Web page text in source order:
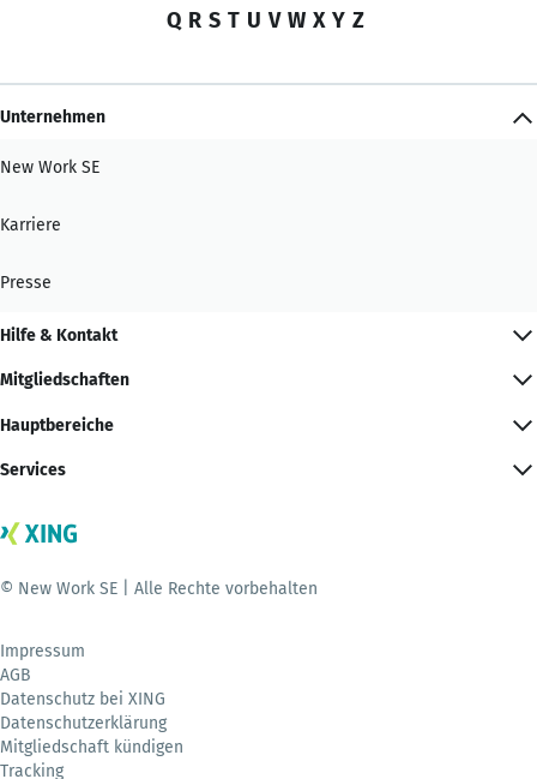
Q R S T U V W X Y Z
Unternehmen
New Work SE
Karriere
Presse
Hilfe & Kontakt
Mitgliedschaften
Hauptbereiche
Services
© New Work SE | Alle Rechte vorbehalten
Impressum
AGB
Datenschutz bei XING
Datenschutzerklärung
Mitgliedschaft kündigen
Tracking